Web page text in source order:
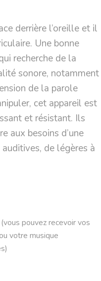
derrière l’oreille et il
Une bonne
recherche de la
sonore, notamment
de la parole
cet appareil est
et résistant. Ils
aux besoins d’une
de légères à
pouvez recevoir vos
votre musique